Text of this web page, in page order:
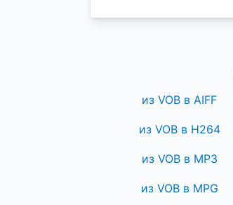
из VOB в AIFF
из VOB в H264
из VOB в MP3
из VOB в MPG